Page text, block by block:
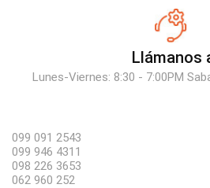
Llámanos
Lunes-Viernes: 8:30 - 7:00PM
099 091 2543
099 946 4311
098 226 3653
062 960 252